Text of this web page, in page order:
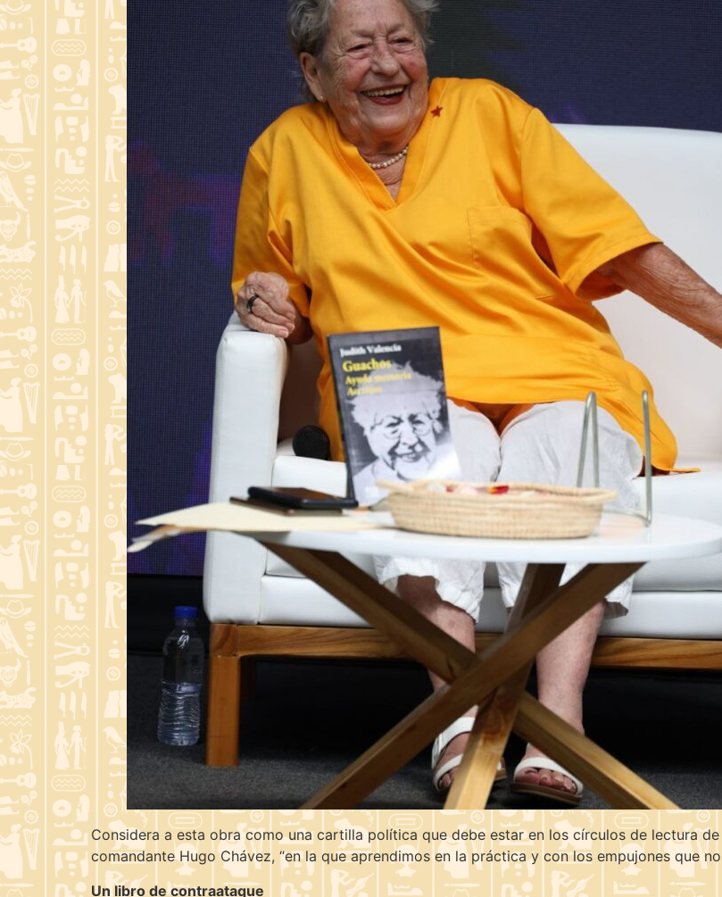
Considera a esta obra como una cartilla política que debe estar en los círculos de lectura
comandante Hugo Chávez, “en la que aprendimos en la práctica y con los empujones que
Un libro de contraataque